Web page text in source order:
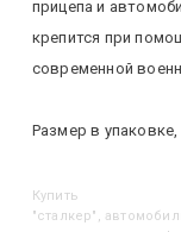
прицепа и
крепится при
современной
Размер в
Купить
"Сталкер",